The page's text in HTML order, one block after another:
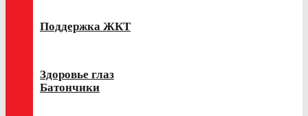
Поддержка ЖКТ
Здоровье глаз
Батончики